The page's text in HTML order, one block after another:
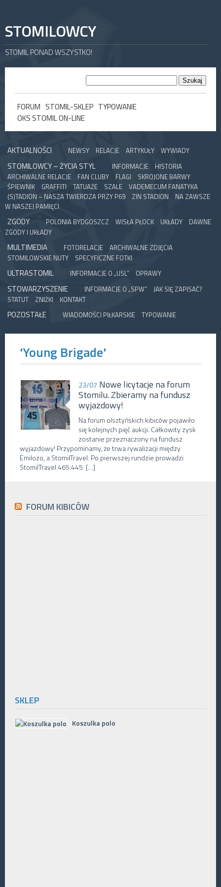
STOMILOWCY
STOMIL PONAD WSZYSTKO!
FORUM STOMIL-SKLEP TYPOWANIE
OKS STOMIL ON-LINE
AKTUALNOŚCI NEWSY RELACJE ARTYKUŁY WYWIADY
STOMILOWCY – ŻYCIA STYL INFORMACJE
HISTORIA
ARCHIWALNE RELACJE
FAN CLUBY FLAGI
SKROJONE BARWY
ŚPIEWNIK
GRAFFITI TATUAŻE SZALE
VADEMECUM FANATYKA
(S)TADION – NASZA TWIERDZA PRZY P69
ZIN STADION
NA ZAWSZE
W NASZEJ PAMIĘCI
ZGODY POLONIA BYDGOSZCZ WISŁA PŁOCK UKŁADY
DAWNE
ZGODY I UKŁADY
MULTIMEDIA FOTORELACJE
ARCHIWALNE ZDJĘCIA
STOMILOWSKIE NUTY
SPECYFICZNE FOTKI
ULTRASTOMIL INFORMACJE O „USL” OPRAWY
STOWARZYSZENIE INFORMACJE O „SPW”
JAK SIĘ ZAPISAĆ?
STATUT
ZNIŻKI KONTAKT
POZOSTAŁE WIADOMOŚCI PIŁKARSKIE TYPOWANIE
'Young Brigade'
23/07 Nowe licytacje na forum
Stomilu. Zbieramy na fundusz
wyjazdowy!
Na forum olsztyńskich kibiców pojawiło
się kolejnych pięć aukcji. Całkowity zysk
zostanie przeznaczony na fundusz
wyjazdowy! Przypominamy, że trwa rywalizacji między
Emilozo, a StomilTravel. Po pierwszej rundzie prowadzi
StomilTravel 465:445. […]
FORUM KIBICÓW
SKLEP
Koszulka polo